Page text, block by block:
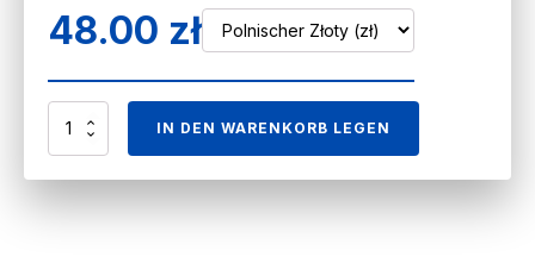
48.00 zł
WAŁEK
IN DEN WARENKORB LEGEN